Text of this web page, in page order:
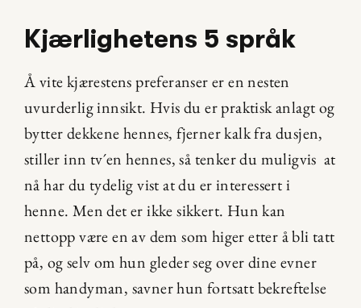
Kjærlighetens 5 språk
Å vite kjærestens preferanser er en nesten
uvurderlig innsikt. Hvis du er praktisk anlagt og
bytter dekkene hennes, fjerner kalk fra dusjen,
stiller inn tv´en hennes, så tenker du muligvis  at
nå har du tydelig vist at du er interessert i
henne. Men det er ikke sikkert. Hun kan
nettopp være en av dem som higer etter å bli tatt
på, og selv om hun gleder seg over dine evner
som handyman, savner hun fortsatt bekreftelse